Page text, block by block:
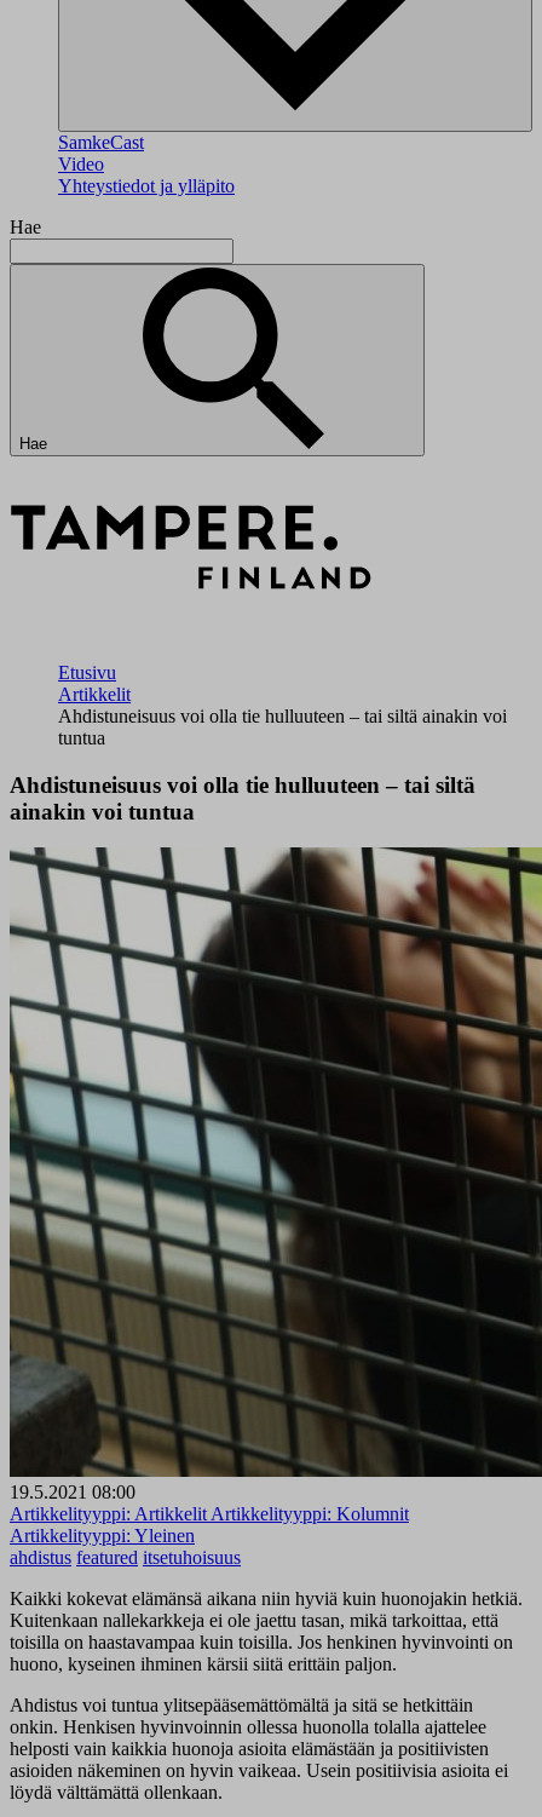
SamkeCast
Video
Yhteystiedot ja ylläpito
Hae
Hae
Etusivu
Artikkelit
Ahdistuneisuus voi olla tie hulluuteen – tai siltä ainakin voi
tuntua
Ahdistuneisuus voi olla tie hulluuteen – tai siltä
ainakin voi tuntua
19.5.2021 08:00
Artikkelityyppi: ArtikkelitArtikkelityyppi: Kolumnit
Artikkelityyppi: Yleinen
ahdistus featured itsetuhoisuus
Kaikki kokevat elämänsä aikana niin hyviä kuin huonojakin hetkiä.
Kuitenkaan nallekarkkeja ei ole jaettu tasan, mikä tarkoittaa, että
toisilla on haastavampaa kuin toisilla. Jos henkinen hyvinvointi on
huono, kyseinen ihminen kärsii siitä erittäin paljon.
Ahdistus voi tuntua ylitsepääsemättömältä ja sitä se hetkittäin
onkin. Henkisen hyvinvoinnin ollessa huonolla tolalla ajattelee
helposti vain kaikkia huonoja asioita elämästään ja positiivisten
asioiden näkeminen on hyvin vaikeaa. Usein positiivisia asioita ei
löydä välttämättä ollenkaan.